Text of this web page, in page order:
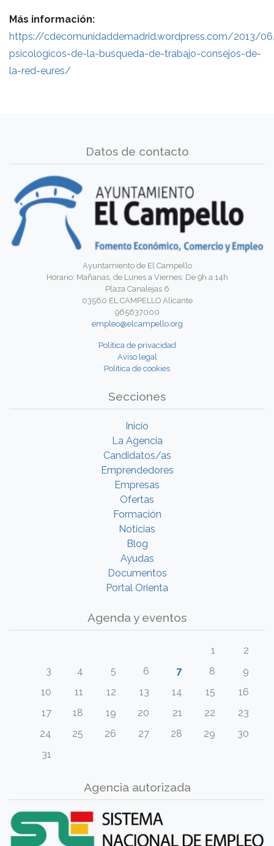
Más información:
https://cdecomunidaddemadrid.wordpress.com/2013/
psicologicos-de-la-busqueda-de-trabajo-consejos-de-
la-red-eures/
Datos de contacto
Ayuntamiento de El Campello
Horario: Mañanas, de Lunes a Viernes: De 9h a 14h
Plaza Canalejas 6
03560 EL CAMPELLO Alicante
965637000
empleo@elcampello.org
Política de privacidad
Aviso legal
Política de cookies
Secciones
Inicio
La Agencia
Candidatos/as
Emprendedores
Empresas
Ofertas
Formación
Noticias
Blog
Ayudas
Documentos
Portal Orienta
Agenda y eventos
1
2
3
4 5 6 7 8
9
10
11 12 13 14 15
16
17
18 19 20 21 22
23
24
25 26 27 28 29
30
31
Agencia autorizada